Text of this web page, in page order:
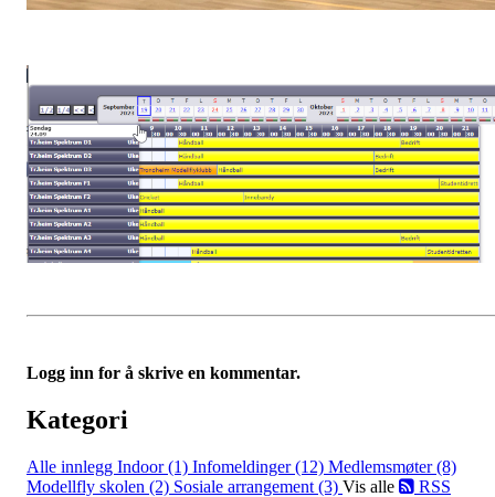
Logg inn for å skrive en kommentar.
Kategori
Alle innlegg Indoor (1) Infomeldinger (12) Medlemsmøter (8)
Modellfly skolen (2) Sosiale arrangement (3) Vis alle RSS